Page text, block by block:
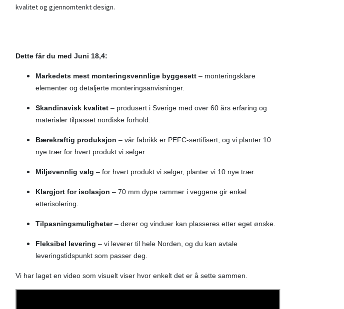
kvalitet og gjennomtenkt design.
Dette får du med Juni 18,4:
Markedets mest monteringsvennlige byggesett – monteringsklare
elementer og detaljerte monteringsanvisninger.
Skandinavisk kvalitet – produsert i Sverige med over 60 års erfaring og
materialer tilpasset nordiske forhold.
Bærekraftig produksjon – vår fabrikk er PEFC-sertifisert, og vi planter 10
nye trær for hvert produkt vi selger.
Miljøvennlig valg – for hvert produkt vi selger, planter vi 10 nye trær.
Klargjort for isolasjon – 70 mm dype rammer i veggene gir enkel
etterisolering.
Tilpasningsmuligheter– dører og vinduer kan plasseres etter eget ønske.
Fleksibel levering – vi leverer til hele Norden, og du kan avtale
leveringstidspunkt som passer deg.
Vi har laget en video som visuelt viser hvor enkelt det er å sette sammen.